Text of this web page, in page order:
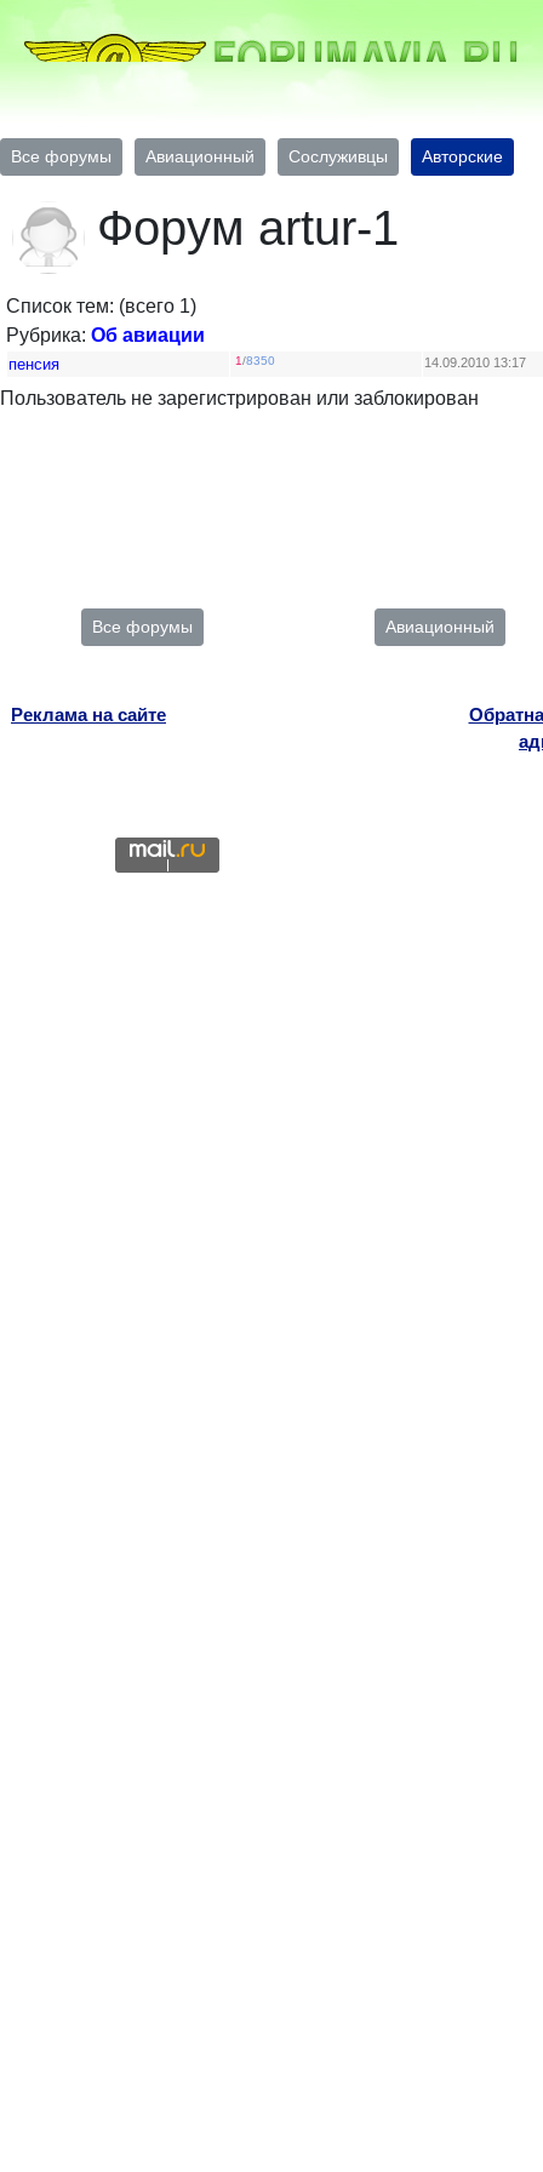
Все форумы Авиационный Сослуживцы Авторские
Форум artur-1
Список тем: (всего 1)
Рубрика: Об авиации
пенсия 1/8350 14.09.2010 13:17
Пользователь не зарегистрирован или заблокирован
Все форумы Авиационный
Реклама на сайте